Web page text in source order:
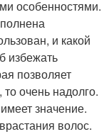
особенностями.
и какой
избежать
позволяет
очень надолго.
значение.
волос.